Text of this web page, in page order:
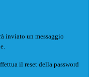
inviato un messaggio
il reset della password